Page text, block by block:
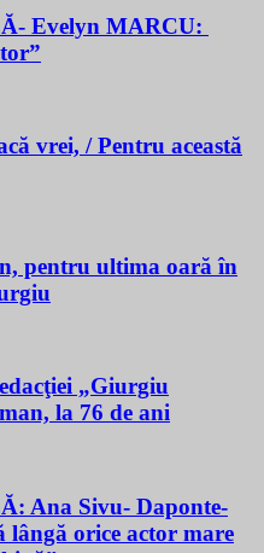
Evelyn MARCU:
vrei, / Pentru această
pentru ultima oară în
„Giurgiu
la 76 de ani
Ana Sivu- Daponte-
lângă orice actor mare